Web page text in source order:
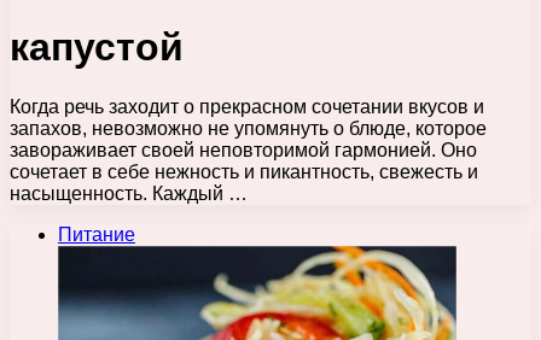
капустой
Когда речь заходит о прекрасном сочетании вкусов и
запахов, невозможно не упомянуть о блюде, которое
завораживает своей неповторимой гармонией. Оно
сочетает в себе нежность и пикантность, свежесть и
насыщенность. Каждый …
Питание